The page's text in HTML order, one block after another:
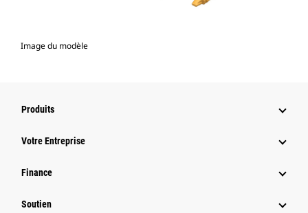
Image du modèle
Produits
Votre Entreprise
Finance
Soutien